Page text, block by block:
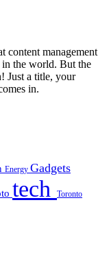
content management
in the world. But the
Just a title, your
in.
Energy Gadgets
tech Toronto